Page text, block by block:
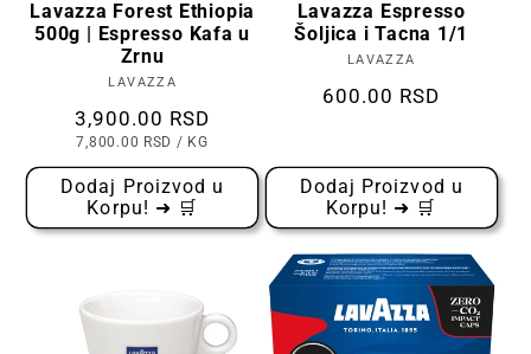
Lavazza Forest Ethiopia
500g | Espresso Kafa u
Zrnu
Prodavac:
LAVAZZA
Cena
3,900.00 RSD
CENA
KOMADU
7,800.00 RSD / PO
KG
Dodaj Proizvod u
Korpu! ➜ 🛒
Lavazza Espresso
Šoljica i Tacna 1/1
Prodavac:
LAVAZZA
Cena
600.00 RSD
Dodaj Proizvod u
Korpu! ➜ 🛒